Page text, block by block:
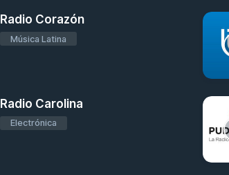
Radio Corazón
Música Latina
Radio Carolina
Electrónica